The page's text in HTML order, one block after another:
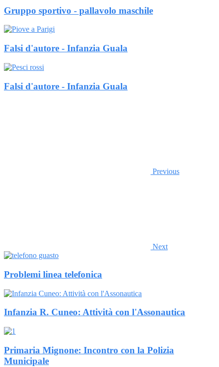
Gruppo sportivo - pallavolo maschile
Falsi d'autore - Infanzia Guala
Falsi d'autore - Infanzia Guala
Previous
Next
Problemi linea telefonica
Infanzia R. Cuneo: Attività con l'Assonautica
Primaria Mignone: Incontro con la Polizia
Municipale